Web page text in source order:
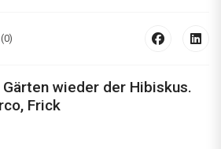
(0)
wieder der Hibiskus.
Frick